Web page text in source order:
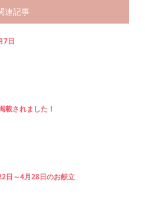
連記事
7日
載されました！
日～4月28日のお献立